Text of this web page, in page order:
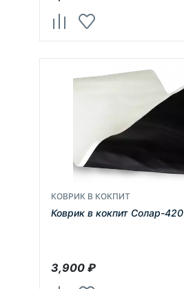
КОВРИК В КОКПИТ
Коврик в кокпит Солар-420
3,900₽